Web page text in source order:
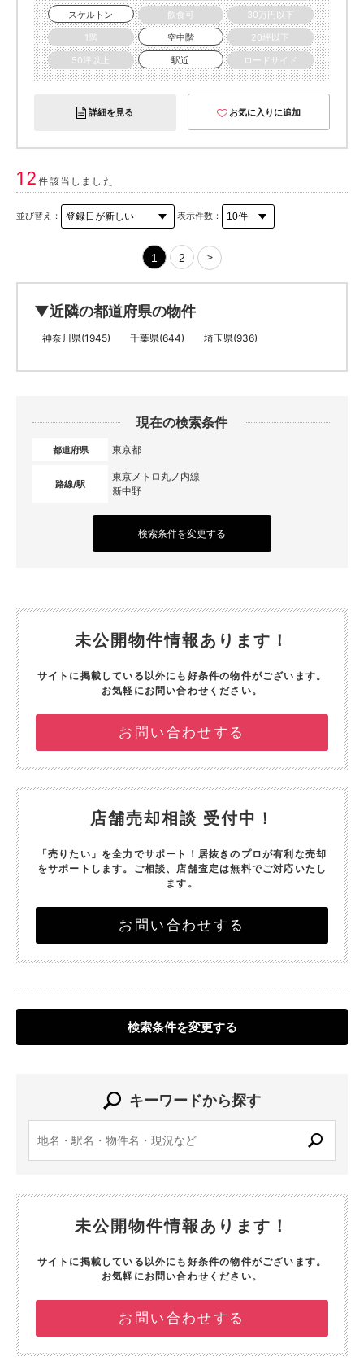
スケルトン
飲食可
30万円以下
1階
空中階
20坪以下
50坪以上
駅近 ロードサイド
詳細を見る お気に入りに追加
12件該当しました
並び替え： 表示件数：
1 2 >
▼近隣の都道府県の物件
神奈川県(1945) 千葉県(644) 埼玉県(936)
現在の検索条件
都道府県 東京都
路線/駅
東京メトロ丸ノ内線
新中野
検索条件を変更する
未公開物件情報あります！
サイトに掲載している以外にも好条件の物件がございます。
お気軽にお問い合わせください。
お問い合わせする
店舗売却相談 受付中！
「売りたい」を全力でサポート！ 居抜きのプロが有利な売却
をサポートします。 ご相談、店舗査定は無料でご対応いたし
ます。
お問い合わせする
検索条件を変更する
キーワードから探す
未公開物件情報あります！
サイトに掲載している以外にも好条件の物件がございます。
お気軽にお問い合わせください。
お問い合わせする